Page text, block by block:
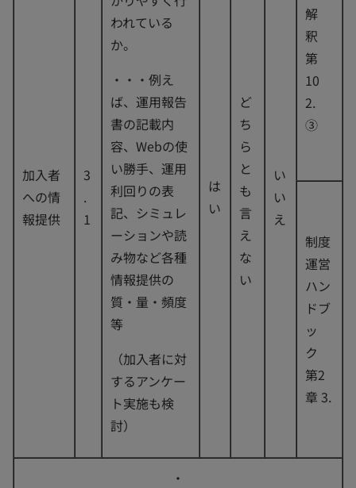
加入者
への情
報提供
3
.
1
われている
か。
・・・例え
ば、運用報告
書の記載内
容、Webの使
い勝手、運用
利回りの表
記、シミュレ
ーションや読
み物など各種
情報提供の
質・量・頻度
等
（加入者に対
するアンケー
ト実施も検
討）
は
い
ど
ち
ら
と
も
言
え
な
い
い
い
え
解
釈
第
10
2.
③
制度
運営
ハン
ドブ
ッ
ク
第2
章 3.
・